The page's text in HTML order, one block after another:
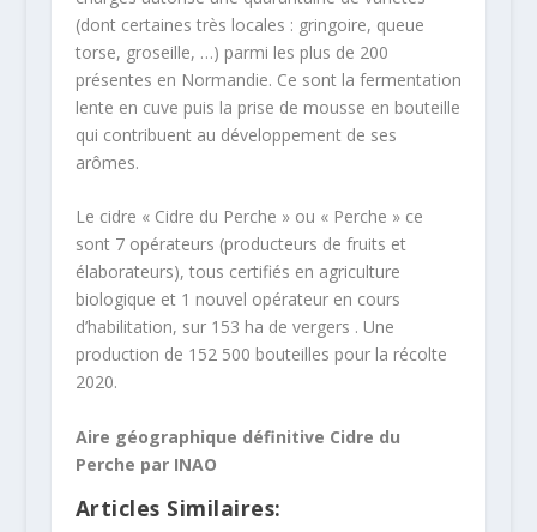
(dont certaines très locales : gringoire, queue
torse, groseille, …) parmi les plus de 200
présentes en Normandie. Ce sont la fermentation
lente en cuve puis la prise de mousse en bouteille
qui contribuent au développement de ses
arômes.
Le cidre « Cidre du Perche » ou « Perche » ce
sont 7 opérateurs (producteurs de fruits et
élaborateurs), tous certifiés en agriculture
biologique et 1 nouvel opérateur en cours
d’habilitation, sur 153 ha de vergers . Une
production de 152 500 bouteilles pour la récolte
2020.
Aire géographique définitive Cidre du
Perche par INAO
Articles Similaires: